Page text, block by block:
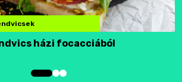
házi focacciából